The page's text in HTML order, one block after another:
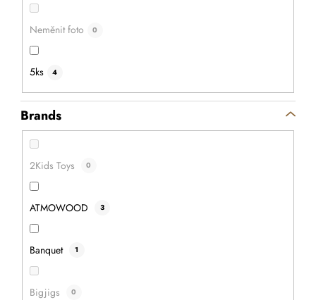
Neměnit foto 0
5ks 4
Brands
2Kids Toys 0
ATMOWOOD 3
Banquet 1
Bigjigs 0